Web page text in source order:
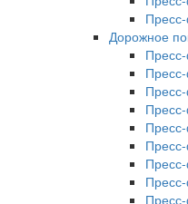
Дорожное